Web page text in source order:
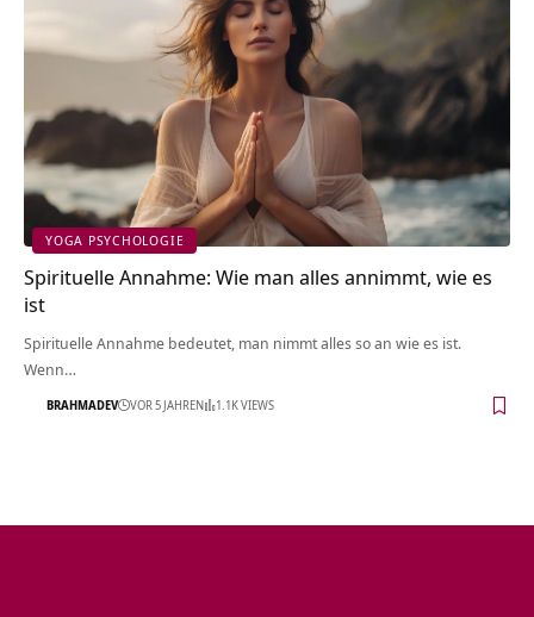
YOGA PSYCHOLOGIE
Spirituelle Annahme: Wie man alles annimmt, wie es
ist
Spirituelle Annahme bedeutet, man nimmt alles so an wie es ist.
Wenn…
BRAHMADEV VOR 5 JAHREN 1.1K VIEWS